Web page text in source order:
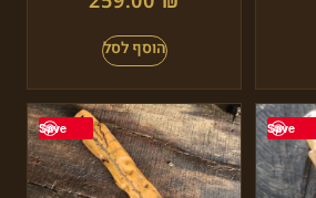
Save
Save